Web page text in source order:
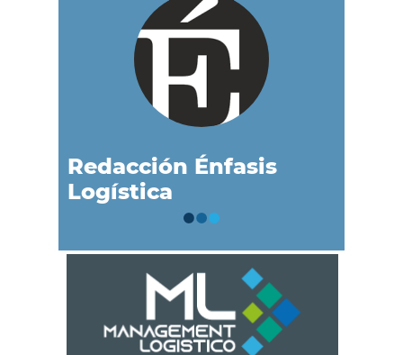
Redacción Énfasis
Logística